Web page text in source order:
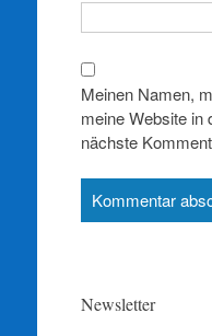
Meinen Namen,
meine Website in
nächste
Newsletter